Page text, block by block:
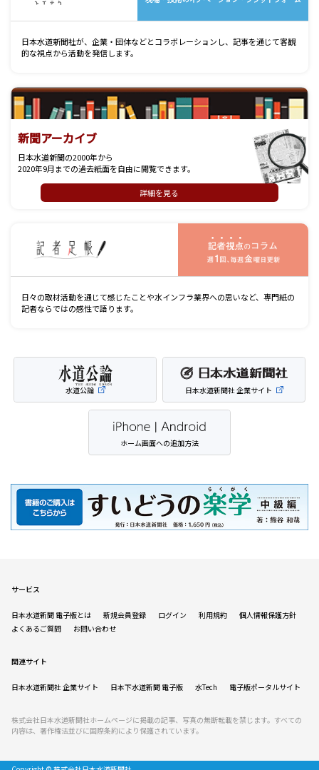
日本水道新聞社が、企業・団体などとコラボレーションし、記事を通じて客観
的な視点から活動を発信します。
新聞アーカイブ
日本水道新聞の2000年から
2020年9月までの過去紙面を自由に閲覧できます。
詳細を見る
日々の取材活動を通じて感じたことや水インフラ業界への思いなど、専門紙の
記者ならではの感性で語ります。
水道公論 日本水道新聞社 企業サイト
ホーム画面への追加方法
サービス
日本水道新聞 電子版とは 新規会員登録 ログイン 利用規約
個人情報保護方針
よくあるご質問
お問い合わせ
関連サイト
日本水道新聞社 企業サイト 日本下水道新聞 電子版 水Tech 電子版ポータルサイト
株式会社日本水道新聞社ホームページに掲載の記事、写真の無断転載を禁じます。すべての
内容は、著作権法並びに国際条約により保護されています。